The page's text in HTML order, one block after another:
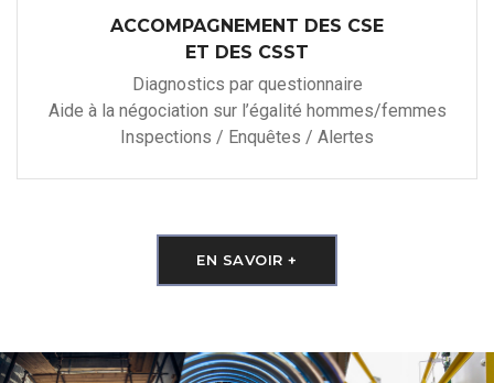
ACCOMPAGNEMENT DES CSE
ET DES CSST
Diagnostics par questionnaire
Aide à la négociation sur l’égalité hommes/femmes
Inspections / Enquêtes / Alertes
EN SAVOIR +